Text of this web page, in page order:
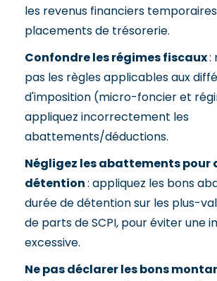
les revenus financiers temporaires
placements de trésorerie.
Confondre les régimes fiscaux:
pas les règles applicables aux
d'imposition (micro-foncier et
appliquez incorrectement les
abattements/déductions.
Négligez les abattements pour
détention: appliquez les bons
durée de détention sur les plus-
de parts de SCPI, pour éviter une
excessive.
Ne pas déclarer les bons